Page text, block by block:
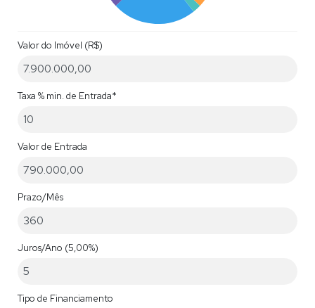
Valor do Imóvel (R$)
Taxa % min. de Entrada*
Valor de Entrada
Prazo/Mês
Juros/Ano (5,00%)
Tipo de Financiamento